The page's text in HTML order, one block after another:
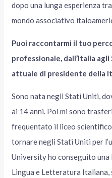
dopo una lunga esperienza
mondo associativo
Puoi raccontarmi il tuo
professionale, dall’Italia
attuale di presidente della
Sono nata negli Stati Uniti,
ai 14 anni. Poi mi sono
frequentato il liceo
tornare negli Stati Uniti per
University ho conseguito una
Lingua e Letteratura Italiana,